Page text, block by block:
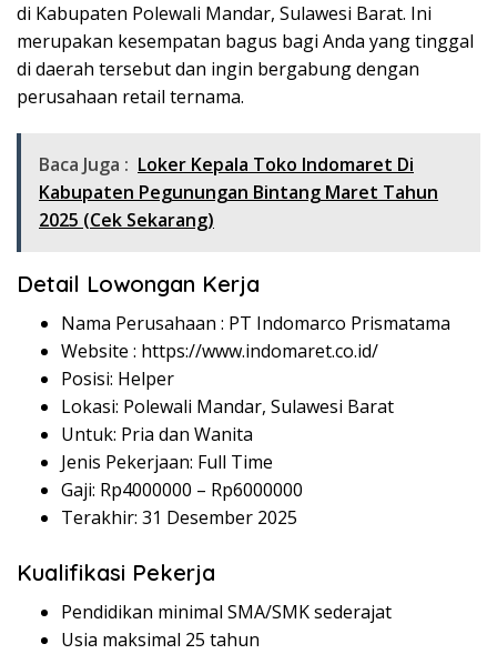
di Kabupaten Polewali Mandar, Sulawesi Barat. Ini
merupakan kesempatan bagus bagi Anda yang tinggal
di daerah tersebut dan ingin bergabung dengan
perusahaan retail ternama.
Baca Juga : Loker Kepala Toko Indomaret Di
Kabupaten Pegunungan Bintang Maret Tahun
2025 (Cek Sekarang)
Detail Lowongan Kerja
Nama Perusahaan : PT Indomarco Prismatama
Website : https://www.indomaret.co.id/
Posisi: Helper
Lokasi: Polewali Mandar, Sulawesi Barat
Untuk: Pria dan Wanita
Jenis Pekerjaan: Full Time
Gaji: Rp4000000 – Rp6000000
Terakhir: 31 Desember 2025
Kualifikasi Pekerja
Pendidikan minimal SMA/SMK sederajat
Usia maksimal 25 tahun